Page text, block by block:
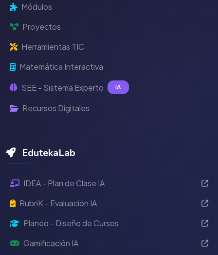
Módulos
Proyectos
Herramientas TIC
Matemática Interactiva
SEE - Sistema Experto IA
Recursos Digitales
EdutekaLab
IDEA - Plan de Clase IA
RubriK - Evaluación IA
Planeo - Diseño de Cursos
Gamificación IA